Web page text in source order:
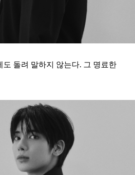
도 돌려 말하지 않는다. 그 명료한